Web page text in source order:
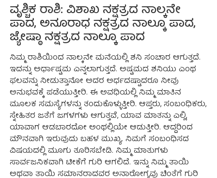
ವೃಶ್ಚಿಕ ರಾಶಿ: ವಿಶಾಖ ನಕ್ಷತ್ರದ ನಾಲ್ಕನೇ
ಪಾದ, ಅನೂರಾಧ ನಕ್ಷತ್ರದ ನಾಲ್ಕೂ ಪಾದ,
ಜ್ಯೇಷ್ಠಾ ನಕ್ಷತ್ರದ ನಾಲ್ಕೂ ಪಾದ
ನಿಮ್ಮ ರಾಶಿಯಿಂದ ನಾಲ್ಕನೇ ಮನೆಯಲ್ಲಿ ಶನಿ ಸಂಚಾರ ಆಗುತ್ತದೆ.
ಇದನ್ನು ಅರ್ಧಾಷ್ಟಮ ಎನ್ನಲಾಗುತ್ತದೆ. ಅಷ್ಟಮದ ಶನಿಯು ಎಂಥ
ಫಲವನ್ನು ನೀಡುತ್ತಾನೋ ಅದರ ಅರ್ಧದಷ್ಟಾದರೂ ನೀವು
ಅನುಭವಕ್ಕೆ ಪಡೆಯುತ್ತೀರಿ. ಈ ಅವಧಿಯಲ್ಲಿ ನಿಮ್ಮ ಮಾತಿನ
ಮೂಲಕ ಸಮಸ್ಯೆಗಳನ್ನು ತಂದುಕೊಳ್ಳುತ್ತೀರಿ. ಆಪ್ತರು, ಸಂಬಂಧಿಕರು,
ಸ್ನೇಹಿತರ ಜತೆಗೆ ಜಗಳಗಳು ಆಗುತ್ತವೆ, ಯಾವ ಮಾತನ್ನು ಎಲ್ಲಿ,
ಯಾವಾಗ ಆಡಬಾರದೋ ಅಂಥಲ್ಲಿಯೇ ಆಡುತ್ತೀರಿ. ಆದ್ದರಿಂದ
ಮೌನವಾಗಿ ಇರುವುದು ಬಹಳ ಮುಖ್ಯ. ನಿಮಗೆ ಸಂಬಂಧಿಸದ
ವಿಷಯದಲ್ಲಿ ಮೂಗು ತೂರಿಸಬೇಡಿ. ನಿಮ್ಮ ಮಾತುಗಳು
ಸಾರ್ವಜನಿಕವಾಗಿ ಟೀಕೆಗೆ ಗುರಿ ಆಗಲಿದೆ. ಇನ್ನು ನಿಮ್ಮ ತಾಯಿ
ಅಥವಾ ತಾಯಿ ಸಮಾನರಾದವರ ಅನಾರೋಗ್ಯವು ಚಿಂತೆಗೆ ಗುರಿ